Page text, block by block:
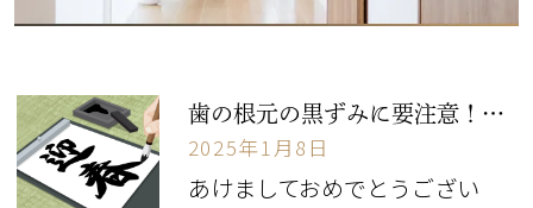
歯の根元の黒ずみに要注意！その原因とリスク
2025年1月8日
あけましておめでとうござい